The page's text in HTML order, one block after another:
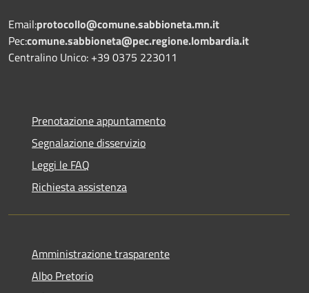
Email:protocollo@comune.sabbioneta.mn.it
Pec:comune.sabbioneta@pec.regione.lombardia.it
Centralino Unico: +39 0375 223011
Prenotazione appuntamento
Segnalazione disservizio
Leggi le FAQ
Richiesta assistenza
Amministrazione trasparente
Albo Pretorio